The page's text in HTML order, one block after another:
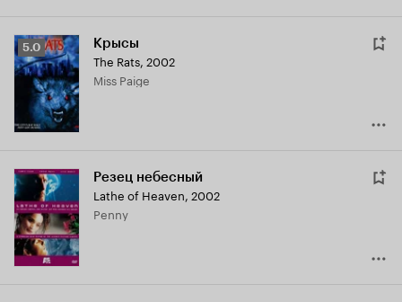
Рейтинг
Кинопоиска
5.0
5.0 Крысы
The Rats, 2002
Miss Paige
Резец небесный
Lathe of Heaven, 2002
Penny